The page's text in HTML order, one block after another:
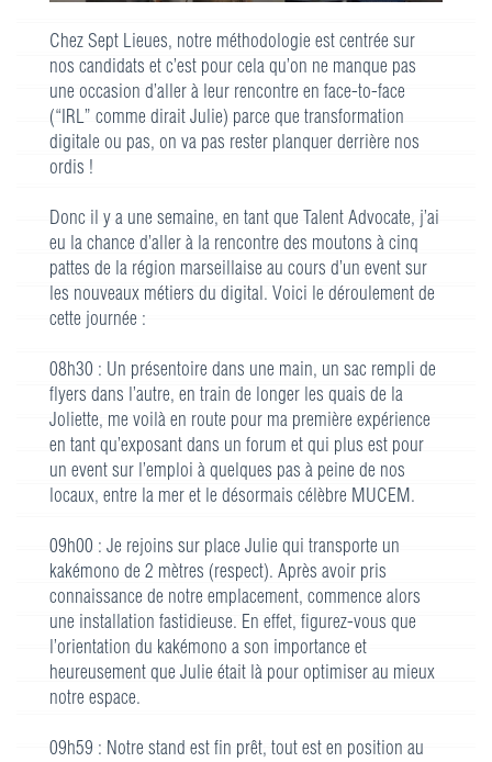
Chez Sept Lieues, notre méthodologie est centrée sur
nos candidats et c’est pour cela qu’on ne manque pas
une occasion d’aller à leur rencontre en face-to-face
(“IRL” comme dirait Julie) parce que transformation
digitale ou pas, on va pas rester planquer derrière nos
ordis !
Donc il y a une semaine, en tant que Talent Advocate, j’ai
eu la chance d’aller à la rencontre des moutons à cinq
pattes de la région marseillaise au cours d’un event sur
les nouveaux métiers du digital. Voici le déroulement de
cette journée :
08h30 : Un présentoire dans une main, un sac rempli de
flyers dans l’autre, en train de longer les quais de la
Joliette, me voilà en route pour ma première expérience
en tant qu’exposant dans un forum et qui plus est pour
un event sur l’emploi à quelques pas à peine de nos
locaux, entre la mer et le désormais célèbre MUCEM.
09h00 : Je rejoins sur place Julie qui transporte un
kakémono de 2 mètres (respect). Après avoir pris
connaissance de notre emplacement, commence alors
une installation fastidieuse. En effet, figurez-vous que
l’orientation du kakémono a son importance et
heureusement que Julie était là pour optimiser au mieux
notre espace.
09h59 : Notre stand est fin prêt, tout est en position au